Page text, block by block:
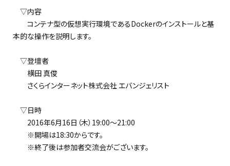
▽内容
コンテナ型の仮想実行環境であるDockerのインストールと基
本的な操作を説明します。
▽登壇者
横田 真俊
さくらインターネット株式会社 エバンジェリスト
▽日時
2016年6月16日（木）19:00～21:00
※開場は18:30からです。
※終了後は参加者交流会がございます。